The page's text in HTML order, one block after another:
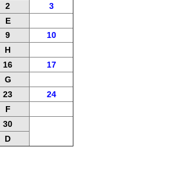
2
3
E
9
10
H
16
17
G
23
24
F
30
D